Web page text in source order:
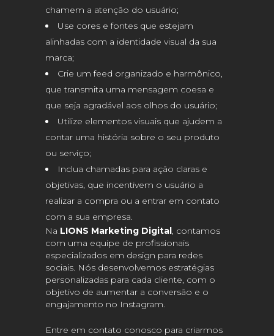
chamem a atenção do usuário;
Use cores e fontes que estejam
alinhadas com a identidade visual da sua
marca;
Crie um feed organizado e harmônico,
que transmita uma mensagem coesa e
que seja agradável aos olhos do usuário;
Utilize elementos visuais que ajudem a
contar uma história sobre o seu produto
ou serviço;
Inclua chamadas para ação claras e
objetivas, que incentivem o usuário a
realizar a compra ou a entrar em contato
com a sua empresa.
Na LIONS Marketing Digital, contamos
com uma equipe de profissionais
especializados em design para redes
sociais. Nós desenvolvemos estratégias
personalizadas para cada cliente, com o
objetivo de aumentar a conversão e o
engajamento no Instagram.
Entre em contato conosco para criarmos